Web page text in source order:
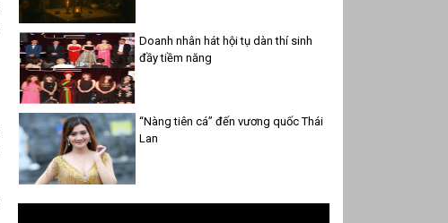
Doanh nhân hát hội tụ dàn thí sinh
đầy tiềm năng
“Nàng tiên cá” đến vương quốc Thái
Lan